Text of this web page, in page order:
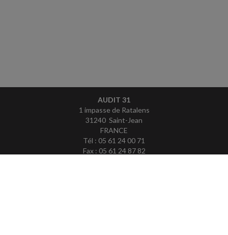
AUDIT 31
1 impasse de Ratalens
31240 Saint-Jean
FRANCE
Tél : 05 61 24 00 71
Fax : 05 61 24 87 82